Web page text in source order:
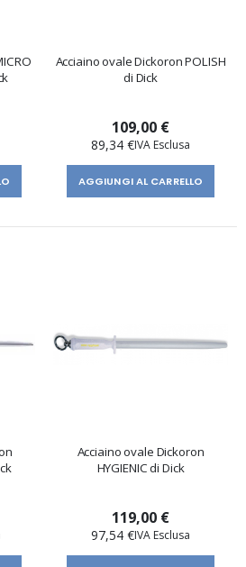
Acciaino ovale Dickoron POLISH
di Dick
109,00 €
89,34 €
AGGIUNGI AL CARRELLO
Acciaino ovale Dickoron
HYGIENIC di Dick
119,00 €
97,54 €